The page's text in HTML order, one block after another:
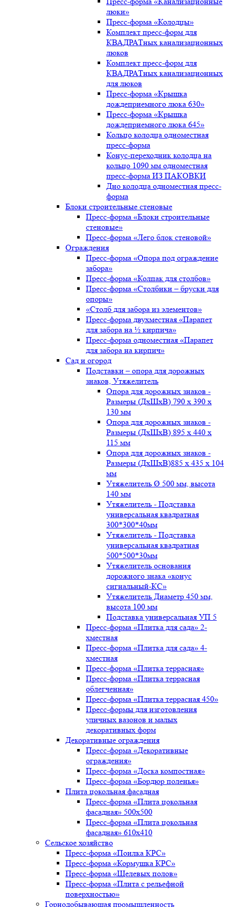
люки»
Пресс-форма «Колодцы»
Комплект пресс-форм для
КВАДРАТных канализационных
люков
Комплект пресс-форм для
КВАДРАТных канализационных
для люков
Пресс-форма «Крышка
дождеприемного люка 630»
Пресс-форма «Крышка
дождеприемного люка 645»
Кольцо колодца одноместная
пресс-форма
Конус-переходник колодца на
кольцо 1090 мм одноместная
пресс-форма ИЗ ПАКОВКИ
Дно колодца одноместная пресс-
форма
Блоки строительные стеновые
Пресс-форма «Блоки строительные
стеновые»
Пресс-форма «Лего блок стеновой»
Ограждения
Пресс-форма «Опора под ограждение
забора»
Пресс-форма «Колпак для столбов»
Пресс-форма «Столбики – бруски для
опоры»
«Столб для забора из элементов»
Пресс-форма двухместная «Парапет
для забора на ½ кирпича»
Пресс-форма одноместная «Парапет
для забора на кирпич»
Сад и огород
Подставки – опора для дорожных
знаков, Утяжелитель
Опора для дорожных знаков -
Размеры (ДxШxВ) 790 x 390 x
130 мм
Опора для дорожных знаков -
Размеры (ДxШxВ) 895 x 440 x
115 мм
Опора для дорожных знаков -
Размеры (ДxШxВ)885 x 435 x 104
мм
Утяжелитель Ø 500 мм, высота
140 мм
Утяжелитель - Подставка
универсальная квадратная
300*300*40мм
Утяжелитель - Подставка
универсальная квадратная
500*500*30мм
Утяжелитель основания
дорожного знака «конус
сигнальный-КС»
Утяжелитель Диаметр 450 мм,
высота 100 мм
Подставка универсальная УП 5
Пресс-форма «Плитка для сада» 2-
хместная
Пресс-форма «Плитка для сада» 4-
хместная
Пресс-форма «Плитка террасная»
Пресс-форма «Плитка террасная
облегченная»
Пресс-форма «Плитка террасная 450»
Пресс-формы для изготовления
уличных вазонов и малых
декоративных форм
Декоративные ограждения
Пресс-форма «Декоративные
ограждения»
Пресс-форма «Доска компостная»
Пресс-форма «Бордюр поленья»
Плита цокольная фасадная
Пресс-форма «Плита цокольная
фасадная» 500х500
Пресс-форма «Плита цокольная
фасадная» 610х410
Сельское хозяйство
Пресс-форма «Поилка КРС»
Пресс-форма «Кормушка КРС»
Пресс-форма «Щелевых полов»
Пресс-форма «Плита с рельефной
поверхностью»
Горнодобывающая промышленность